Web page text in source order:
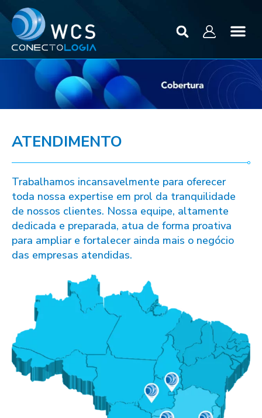
ATENDIMENTO
Trabalhamos incansavelmente para oferecer
toda nossa expertise em prol da tranquilidade
de nossos clientes. Nossa equipe, altamente
dedicada e preparada, atua de forma proativa
para ampliar e fortalecer ainda mais o negócio
das empresas atendidas.